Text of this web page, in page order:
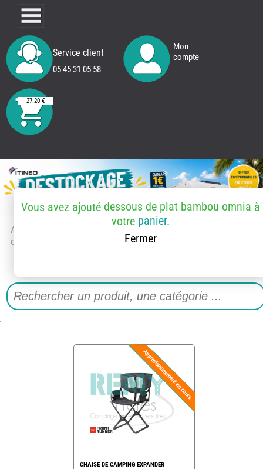
Service client
05 45 31 05 58
Mon
compte
27.20 €
Accueil
> Accessoires et pièces
détachées
Vous avez ajouté dessous de plat bambou omnia à
votre panier.
Fermer
CHAISE DE CAMPING EXPANDER